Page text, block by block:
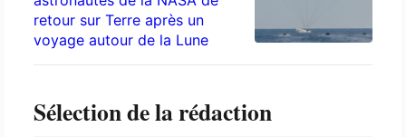
retour sur Terre après un
voyage autour de la Lune
Sélection de la rédaction